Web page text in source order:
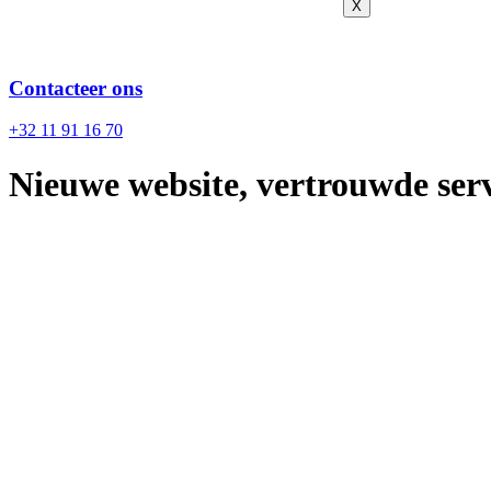
X
Contacteer ons
+32 11 91 16 70
Nieuwe website, vertrouwde